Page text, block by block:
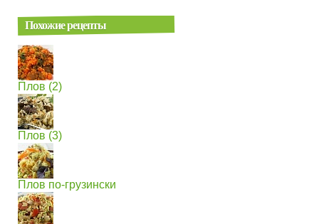
Похожие рецепты
Плов (2)
Плов (3)
Плов по-грузински